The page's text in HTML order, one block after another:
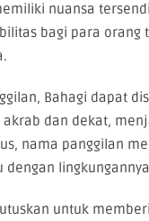
nuansa
bagi para
Bahagi dapat
dan dekat,
nama panggilan
untuk